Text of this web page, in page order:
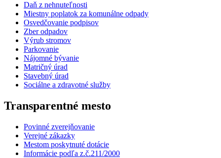
Daň z nehnuteľnosti
Miestny poplatok za komunálne odpady
Osvedčovanie podpisov
Zber odpadov
Výrub stromov
Parkovanie
Nájomné bývanie
Matričný úrad
Stavebný úrad
Sociálne a zdravotné služby
Transparentné mesto
Povinné zverejňovanie
Verejné zákazky
Mestom poskytnuté dotácie
Informácie podľa z.č.211/2000